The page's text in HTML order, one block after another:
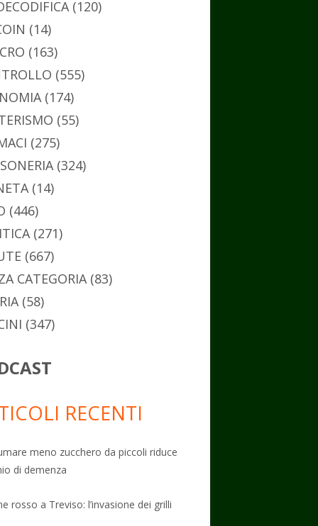
(120)
(14)
(163)
(555)
(174)
(55)
(275)
(324)
(14)
(446)
(271)
(667)
CATEGORIA(83)
(58)
(347)
RECENTI
meno zucchero da piccoli riduce
di demenza
rosso a Treviso: l’invasione dei grilli